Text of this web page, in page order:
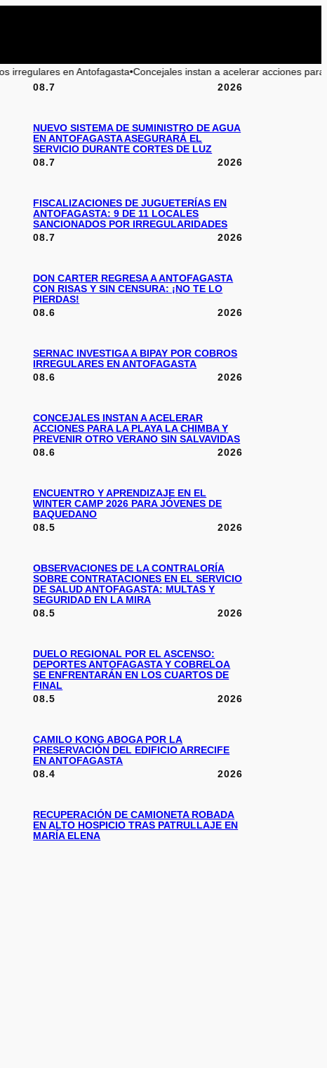
•Concejales instan a acelerar acciones para la playa La Chimba y
08.7 2026
NUEVO SISTEMA DE SUMINISTRO DE AGUA
EN ANTOFAGASTA ASEGURARÁ EL
SERVICIO DURANTE CORTES DE LUZ
08.7
2026
FISCALIZACIONES DE JUGUETERÍAS EN
ANTOFAGASTA: 9 DE 11 LOCALES
SANCIONADOS POR IRREGULARIDADES
08.7
2026
DON CARTER REGRESA A ANTOFAGASTA
CON RISAS Y SIN CENSURA: ¡NO TE LO
PIERDAS!
08.6
2026
SERNAC INVESTIGA A BIPAY POR COBROS
IRREGULARES EN ANTOFAGASTA
08.6
2026
CONCEJALES INSTAN A ACELERAR
ACCIONES PARA LA PLAYA LA CHIMBA Y
PREVENIR OTRO VERANO SIN SALVAVIDAS
08.6
2026
ENCUENTRO Y APRENDIZAJE EN EL
WINTER CAMP 2026 PARA JÓVENES DE
BAQUEDANO
08.5
2026
OBSERVACIONES DE LA CONTRALORÍA
SOBRE CONTRATACIONES EN EL SERVICIO
DE SALUD ANTOFAGASTA: MULTAS Y
SEGURIDAD EN LA MIRA
08.5
2026
DUELO REGIONAL POR EL ASCENSO:
DEPORTES ANTOFAGASTA Y COBRELOA
SE ENFRENTARÁN EN LOS CUARTOS DE
FINAL
08.5
2026
CAMILO KONG ABOGA POR LA
PRESERVACIÓN DEL EDIFICIO ARRECIFE
EN ANTOFAGASTA
08.4
2026
RECUPERACIÓN DE CAMIONETA ROBADA
EN ALTO HOSPICIO TRAS PATRULLAJE EN
MARÍA ELENA